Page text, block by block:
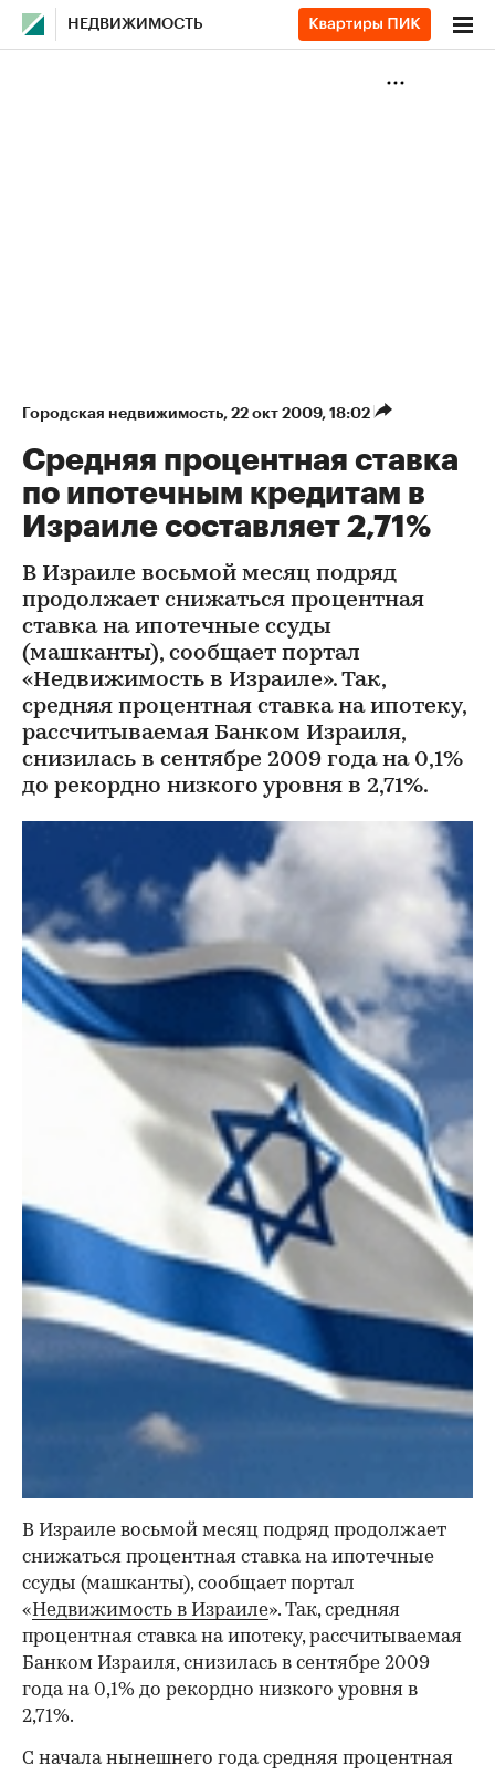
НЕДВИЖИМОСТЬ
Городская недвижимость⁠, 22 окт 2009, 18:02
Средняя процентная ставка
по ипотечным кредитам в
Израиле составляет 2,71%
В Израиле восьмой месяц подряд
продолжает снижаться процентная
ставка на ипотечные ссуды
(машканты), сообщает портал
«Недвижимость в Израиле». Так,
средняя процентная ставка на ипотеку,
рассчитываемая Банком Израиля,
снизилась в сентябре 2009 года на 0,1%
до рекордно низкого уровня в 2,71%.
В Израиле восьмой месяц подряд продолжает
снижаться процентная ставка на ипотечные
ссуды (машканты), сообщает портал
«Недвижимость в Израиле». Так, средняя
процентная ставка на ипотеку, рассчитываемая
Банком Израиля, снизилась в сентябре 2009
года на 0,1% до рекордно низкого уровня в
2,71%.
С начала нынешнего года средняя процентная